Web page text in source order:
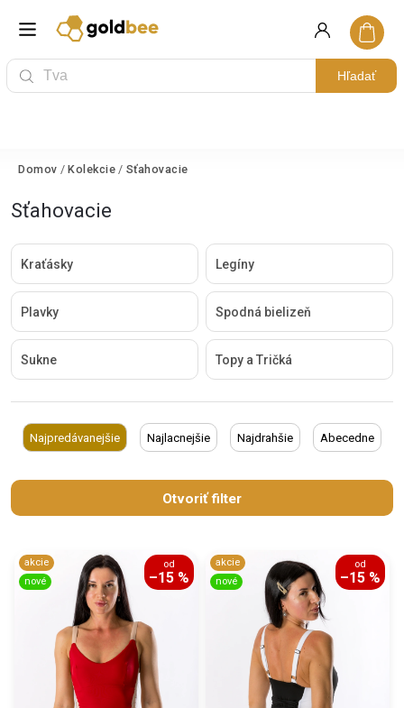
Hľadať
Domov / Kolekcie / Sťahovacie
Sťahovacie
Kraťásky Legíny
Plavky Spodná bielizeň
Sukne Topy a Tričká
Najpredávanejšie Najlacnejšie Najdrahšie Abecedne
Otvoriť filter
akcie
nové
od
–15 %
akcie
nové
od
–15 %